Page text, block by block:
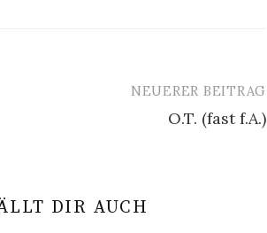
NEUERER BEITRAG
O.T. (fast f.A.)
DIR AUCH